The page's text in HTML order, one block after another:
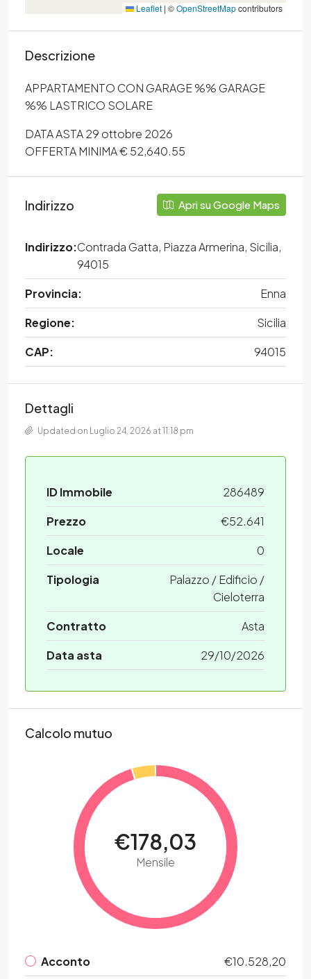
Leaflet | ©OpenStreetMapcontributors
Descrizione
APPARTAMENTO CON GARAGE %% GARAGE
%% LASTRICO SOLARE
DATA ASTA 29 ottobre 2026
OFFERTA MINIMA € 52,640.55
Indirizzo Apri su Google Maps
Indirizzo:Contrada Gatta, Piazza Armerina, Sicilia,
94015
Provincia:
Enna
Regione:
Sicilia
CAP:
94015
Dettagli
Updated on Luglio 24, 2026 at 11:18 pm
ID Immobile
286489
Prezzo
€52.641
Locale
0
Tipologia
Palazzo / Edificio /
Cieloterra
Contratto
Asta
Data asta
29/10/2026
Calcolo mutuo
€178,03
Mensile
Acconto €10.528,20